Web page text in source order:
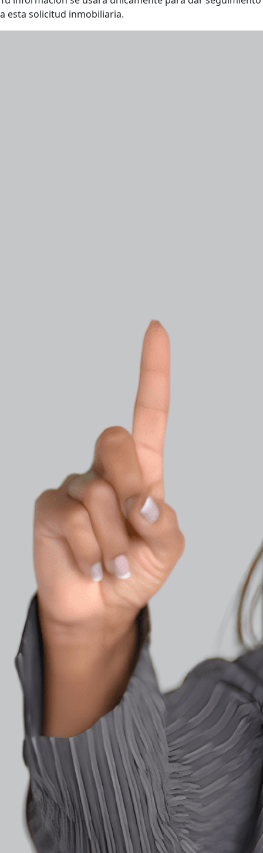
a esta solicitud inmobiliaria.